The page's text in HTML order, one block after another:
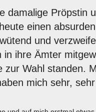
damalige Pröpstin
einen
und
in ihre Ämter
zur Wahl standen.
mich sehr,